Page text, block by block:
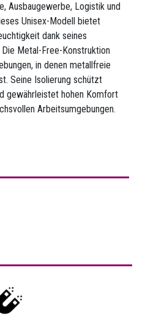
Ausbaugewerbe, Logistik und
Unisex-Modell bietet
dank seines
Metal-Free-Konstruktion
in denen metallfreie
Seine Isolierung schützt
gewährleistet hohen Komfort
Arbeitsumgebungen.